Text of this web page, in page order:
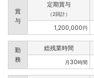
賞
与
定期賞与
（2回計）
1,200,000円
勤
務
総残業時間
月 30時間